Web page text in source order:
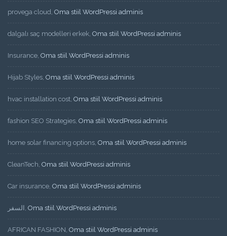
provega cloud Oma stiil WordPressi adminis
dalgalı saç modelleri erkek Oma stiil WordPressi adminis
Insurance Oma stiil WordPressi adminis
Hijab Styles Oma stiil WordPressi adminis
hvac installation cost Oma stiil WordPressi adminis
fashion SEO Strategies Oma stiil WordPressi adminis
home solar financing options Oma stiil WordPressi adminis
CleanTech Oma stiil WordPressi adminis
Car insurance Oma stiil WordPressi adminis
السفر Oma stiil WordPressi adminis
AFRICAN FASHION Oma stiil WordPressi adminis